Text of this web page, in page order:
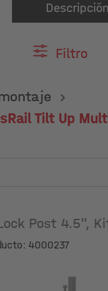
Descripción
Filtro
Tilt Up
Post 4.5",
4000237